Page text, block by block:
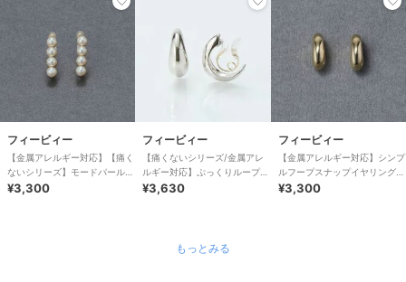
フィービィー
【金属アレルギー対応】【痛く
ないシリーズ】モードパールラ
イトフィットイヤリング
¥3,300
フィービィー
【痛くないシリーズ/金属アレ
ルギー対応】ぷっくりループフ
ィットイヤリング シルバー
¥3,630
フィービィー
【金属アレルギー対応】シンプ
ルフープスナップイヤリング
ゴールド
¥3,300
もっとみる